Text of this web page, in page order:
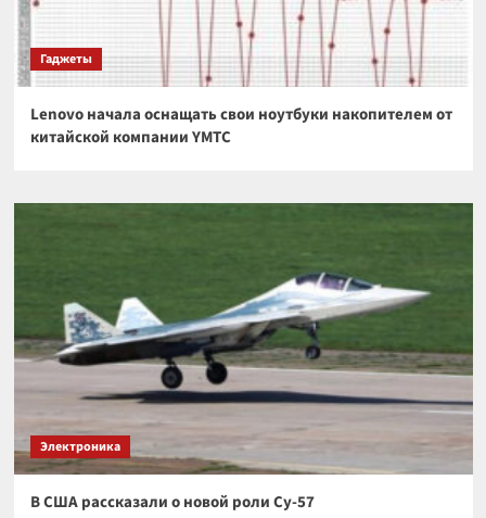
Гаджеты
Lenovo начала оснащать свои ноутбуки накопителем от
китайской компании YMTC
Электроника
В США рассказали о новой роли Су-57